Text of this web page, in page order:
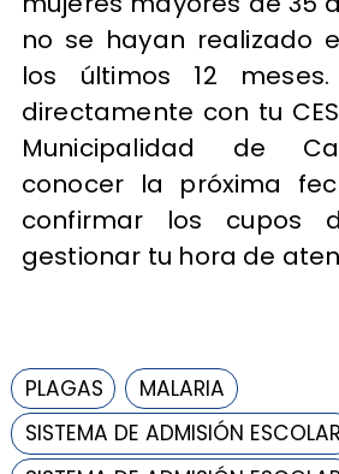
no se hayan realizado
los últimos 12
directamente con tu
Municipalidad de
conocer la próxima
confirmar los cupos
gestionar tu hora de
PLAGAS
MALARIA
SISTEMA DE ADMISIÓN ESCOLAR